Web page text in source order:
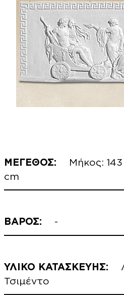
ΜΕΓΕΘΟΣ:
Μήκος:
cm
ΒΑΡΟΣ: -
ΥΛΙΚΟ ΚΑΤΑΣΚΕΥΗΣ:
Τσιμέντο